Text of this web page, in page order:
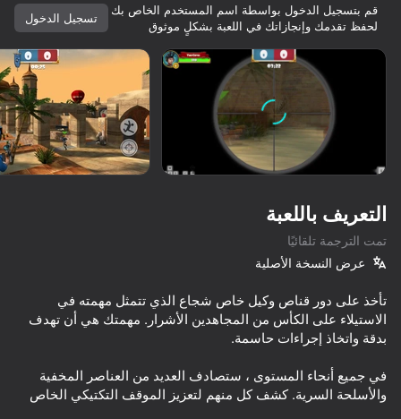
كلها لك
كلها لك.
ابدأ
Bodycam Shooter
72
Arena: Online Shooter
67
Time Shooter 2
61
CS Delta
قم بتسجيل الدخول بواسطة اسم المستخدم الخاص بك
لحفظ تقدمك وإنجازاتك في اللعبة بشكلٍ موثوق
تسجيل الدخول
التعريف باللعبة
تمت الترجمة تلقائيًا
عرض النسخة الأصلية
تأخذ على دور قناص وكيل خاص شجاع الذي تتمثل مهمته في
الاستيلاء على الكأس من المجاهدين الأشرار. مهمتك هي أن تهدف
في جميع أنحاء المستوى ، ستصادف العديد من العناصر المخفية
والأسلحة السرية. كشف كل منهم لتعزيز الموقف التكتيكي الخاص